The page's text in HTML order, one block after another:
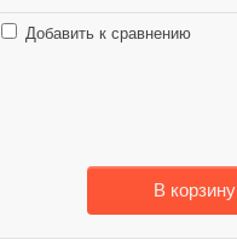
Добавить к сравнению
В корзину